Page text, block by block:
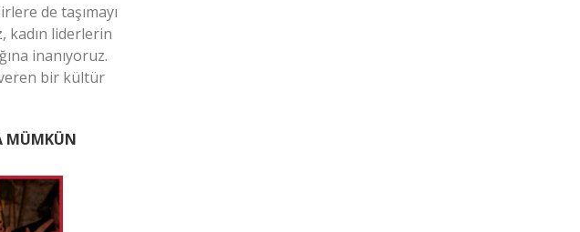
de taşımayı
kadın liderlerin
inanıyoruz.
veren bir kültür
MÜMKÜN